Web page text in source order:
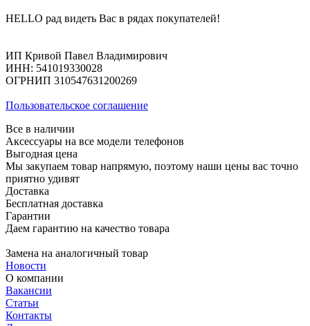
HELLO рад видеть Вас в рядах покупателей!
ИП Кривой Павел Владимирович
ИНН: 541019330028
ОГРНИП 310547631200269
Пользовательское соглашение
Все в наличии
Аксессуары на все модели телефонов
Выгодная цена
Мы закупаем товар напрямую, поэтому наши цены вас точно
приятно удивят
Доставка
Бесплатная доставка
Гарантии
Даем гарантию на качество товара
Замена на аналогичный товар
Новости
О компании
Вакансии
Статьи
Контакты